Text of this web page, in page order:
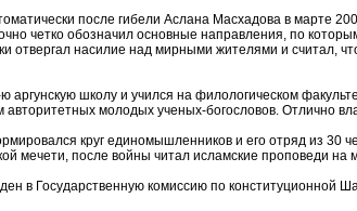
после гибели Аслана Масхадова в марте
четко обозначил основные направления, по
отвергал насилие над мирными жителями и считал,
школу и учился на филологическом
молодых ученых-богословов. Отлично
круг единомышленников и его отряд из 30
мечети, после войны читал исламские проповеди на
в Государственную комиссию по конституционной